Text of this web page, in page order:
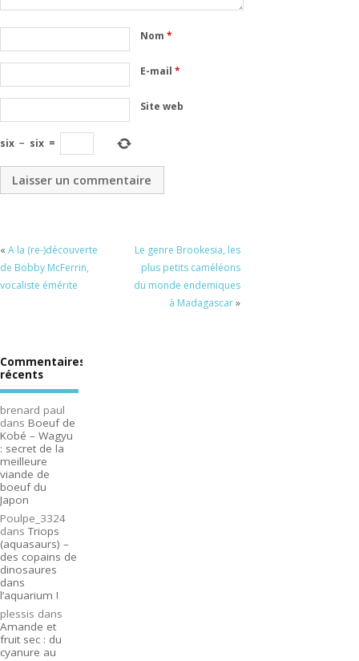
Nom*
E-mail*
Site web
six − six =
« A la (re-)découverte
de Bobby McFerrin,
vocaliste émérite
Le genre Brookesia, les
plus petits caméléons
du monde endemiques
à Madagascar»
Commentaires
récents
brenard paul
dans Boeuf de
Kobé – Wagyu
: secret de la
meilleure
viande de
boeuf du
Japon
Poulpe_3324
dansTriops
(aquasaurs) –
des copains de
dinosaures
dans
l’aquarium !
plessis dans
Amande et
fruit sec : du
cyanure au